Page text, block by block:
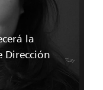
la
Dirección